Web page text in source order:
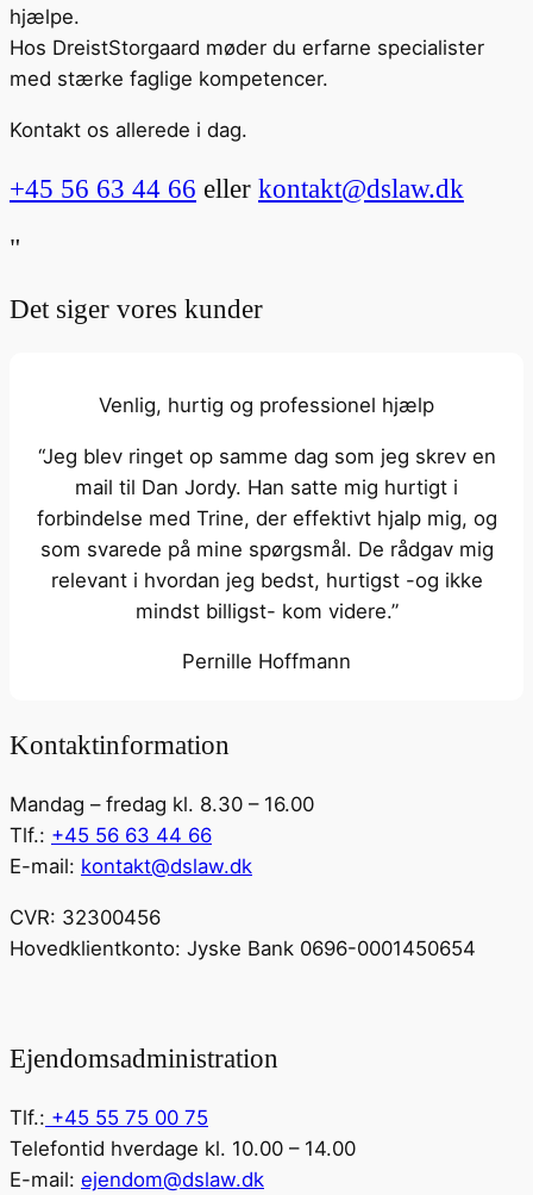
hjælpe.
Hos DreistStorgaard møder du erfarne specialister
med stærke faglige kompetencer.
Kontakt os allerede i dag.
+45 56 63 44 66 eller kontakt@dslaw.dk
"
Det siger vores kunder
Venlig, hurtig og professionel hjælp
“Jeg blev ringet op samme dag som jeg skrev en
mail til Dan Jordy. Han satte mig hurtigt i
forbindelse med Trine, der effektivt hjalp mig, og
som svarede på mine spørgsmål. De rådgav mig
relevant i hvordan jeg bedst, hurtigst -og ikke
mindst billigst- kom videre.”
Pernille Hoffmann
Kontaktinformation
Mandag – fredag kl. 8.30 – 16.00
Tlf.: +45 56 63 44 66
E-mail: kontakt@dslaw.dk
CVR: 32300456
Hovedklientkonto: Jyske Bank 0696-0001450654
Ejendomsadministration
Tlf.: +45 55 75 00 75
Telefontid hverdage kl. 10.00 – 14.00
E-mail: ejendom@dslaw.dk